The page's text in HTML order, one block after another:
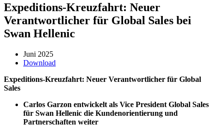
Expeditions-Kreuzfahrt: Neuer
Verantwortlicher für Global Sales bei
Swan Hellenic
Juni 2025
Download
Expeditions-Kreuzfahrt: Neuer Verantwortlicher für Global
Sales
Carlos Garzon entwickelt als Vice President Global Sales
für Swan Hellenic die Kundenorientierung und
Partnerschaften weiter